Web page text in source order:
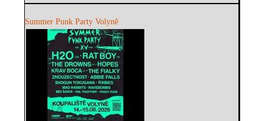
Summer Punk Party Volyně